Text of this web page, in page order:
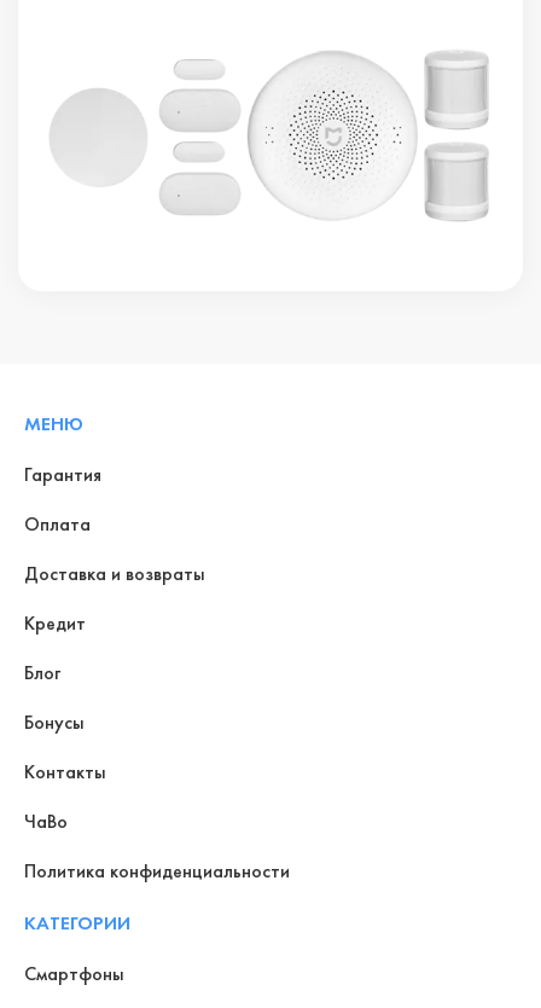
МЕНЮ
Гарантия
Оплата
Доставка и возвраты
Кредит
Блог
Бонусы
Контакты
ЧаВо
Политика конфиденциальности
КАТЕГОРИИ
Смартфоны